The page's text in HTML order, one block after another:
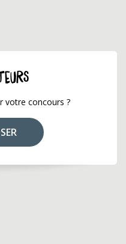
votre concours ?